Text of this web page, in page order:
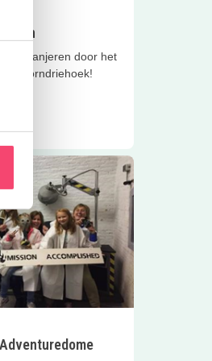
en banjeren door het
room Adventuredome